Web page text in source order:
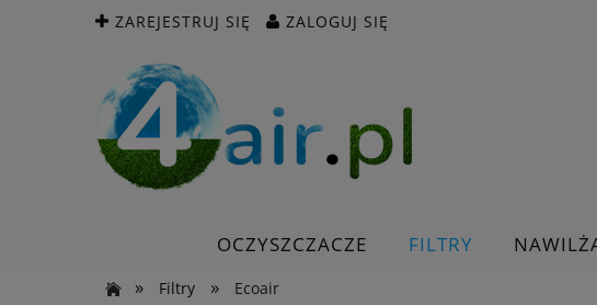
ZAREJESTRUJ SIĘ ZALOGUJ SIĘ
OCZYSZCZACZE FILTRY
»
Filtry » Ecoair